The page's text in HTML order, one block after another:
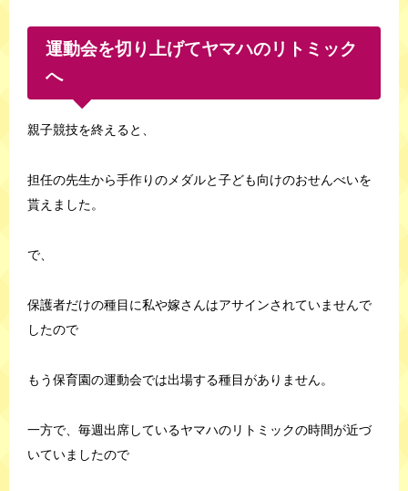
運動会を切り上げてヤマハのリトミック
へ
親子競技を終えると、
担任の先生から手作りのメダルと子ども向けのおせんべいを
貰えました。
で、
保護者だけの種目に私や嫁さんはアサインされていませんで
したので
もう保育園の運動会では出場する種目がありません。
一方で、毎週出席しているヤマハのリトミックの時間が近づ
いていましたので